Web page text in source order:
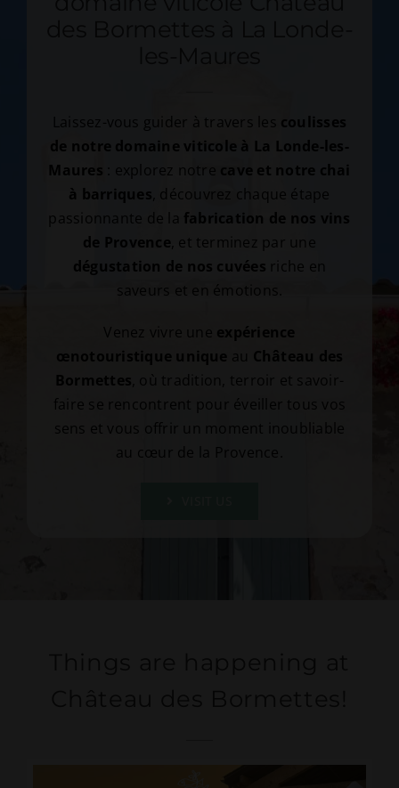
Laissez-vous guider à travers les coulisses
de notre domaine viticole à La Londe-les-
Maures
: explorez notre
cave et notre chai
à barriques , découvrez chaque étape
passionnante de la fabrication de nos vins
de Provence , et terminez par une
dégustation de nos cuvées riche en
saveurs et en émotions.
Venez vivre une
expérience
œnotouristique unique
Château des
Bormettes
, où tradition, terroir et savoir-
faire se rencontrent pour éveiller tous vos
sens et vous offrir un moment inoubliable
au cœur de la Provence.